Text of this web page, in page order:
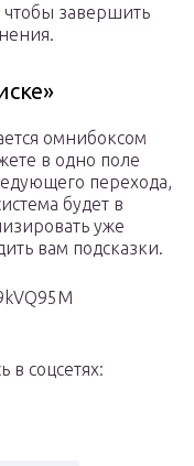
чтобы завершить
омнибоксом
в одно поле
перехода,
будет в
уже
вам подсказки.
соцсетях: